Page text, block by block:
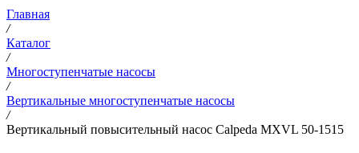
Главная
/
Каталог
/
Многоступенчатые насосы
/
Вертикальные многоступенчатые насосы
/
Вертикальный повысительный насос Calpeda MXVL 50-1515